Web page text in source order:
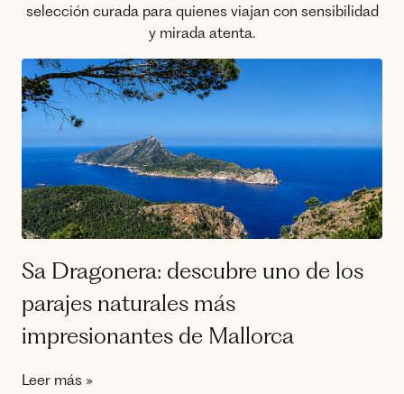
selección curada para quienes viajan con sensibilidad
y mirada atenta.
Sa Dragonera: descubre uno de los
parajes naturales más
impresionantes de Mallorca
Leer más »